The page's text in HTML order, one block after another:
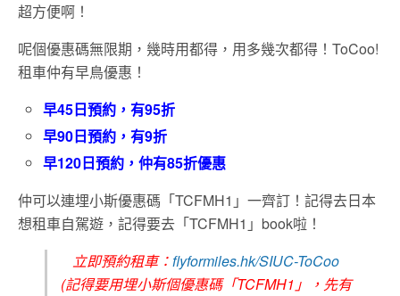
超方便啊！
呢個優惠碼無限期，幾時用都得，用多幾次都得！ToCoo!
租車仲有早鳥優惠！
早45日預約，有95折
早90日預約，有9折
早120日預約，仲有85折優惠
仲可以連埋小斯優惠碼「TCFMH1」一齊訂！記得去日本
想租車自駕遊，記得要去「TCFMH1」book啦！
立即預約租車：flyformiles.hk/SIUC-ToCoo
(記得要用埋小斯個優惠碼「TCFMH1」，先有